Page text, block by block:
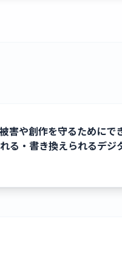
害や創作を守るためにで
れる・書き換えられるデジ